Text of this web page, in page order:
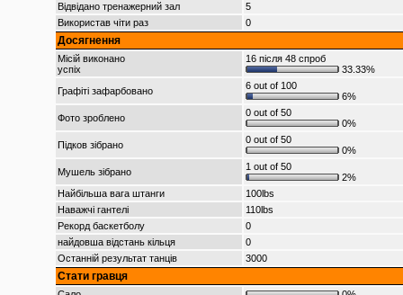
Відвідано тренажерний зал
5
Використав чіти раз
0
Досягнення
Місій виконано
успіх
16 після 48 спроб
33.33%
Графіті зафарбовано
6 out of 100
6%
Фото зроблено
0 out of 50
0%
Підков зібрано
0 out of 50
0%
Мушель зібрано
1 out of 50
2%
Найбільша вага штанги
100lbs
Наважчі гантелі
110lbs
Рекорд баскетболу
0
найдовша відстань кільця
0
Останній результат танців
3000
Стати гравця